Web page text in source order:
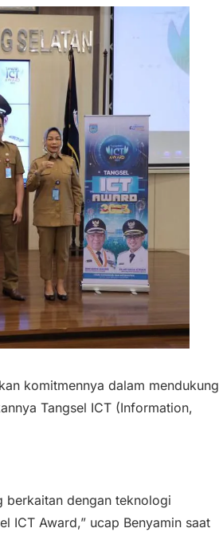
komitmennya dalam mendukung
Tangsel ICT (Information,
berkaitan dengan teknologi
ICT Award,” ucap Benyamin saat